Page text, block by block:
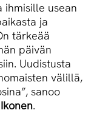
ihmisille usean
ja
tärkeää
päivän
Uudistusta
välillä,
sanoo
.